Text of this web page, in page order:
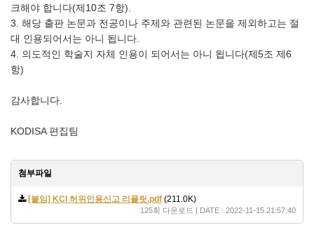
크해야 합니다(제10조 7항).
3. 해당 출판 논문과 전공이나 주제와 관련된 논문을 제외하고는 절
대 인용되어서는 아니 됩니다.
4. 의도적인 학술지 자체 인용이 되어서는 아니 됩니다(제5조 제6
항)
감사합니다.
KODISA 편집팀
첨부파일
[붙임] KCI 허위인용신고 리플릿.pdf (211.0K)
125회 다운로드 | DATE : 2022-11-15 21:57:40